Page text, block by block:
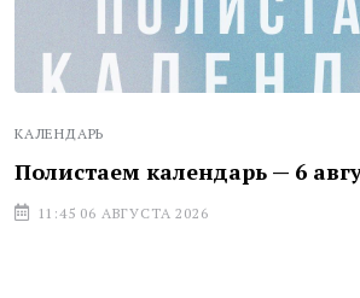
КАЛЕНДАРЬ
Полистаем календарь — 6
11:45 06 АВГУСТА 2026